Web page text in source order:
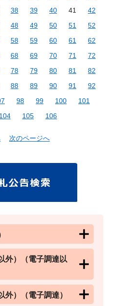
38 39 40 41
42
48 49 50 51
52
58 59 60 61
62
68 69 70 71
72
78 79 80 81
82
88 89 90 91
92
98 99 100
101
104 105 106
次のページへ
外）（電子調達以
外）（電子調達）